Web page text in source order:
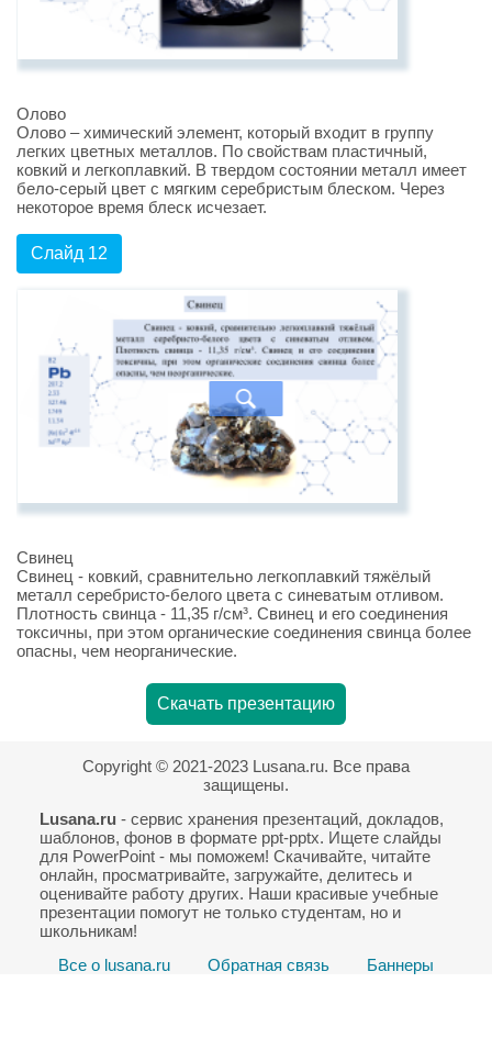
Олово
Олово – химический элемент, который входит в группу
легких цветных металлов. По свойствам пластичный,
ковкий и легкоплавкий. В твердом состоянии металл имеет
бело-серый цвет с мягким серебристым блеском. Через
некоторое время блеск исчезает.
Слайд 12
Свинец
Свинец - ковкий, сравнительно легкоплавкий тяжёлый
металл серебристо-белого цвета с синеватым отливом.
Плотность свинца - 11,35 г/см³. Свинец и его соединения
токсичны, при этом органические соединения свинца более
опасны, чем неорганические.
Скачать презентацию
Copyright © 2021-2023 Lusana.ru. Все права
защищены.
Lusana.ru- сервис хранения презентаций, докладов,
шаблонов, фонов в формате ppt-pptx. Ищете слайды
для PowerPoint - мы поможем! Скачивайте, читайте
онлайн, просматривайте, загружайте, делитесь и
оценивайте работу других. Наши красивые учебные
презентации помогут не только студентам, но и
школьникам!
Все о lusana.ru
Обратная связь Баннеры